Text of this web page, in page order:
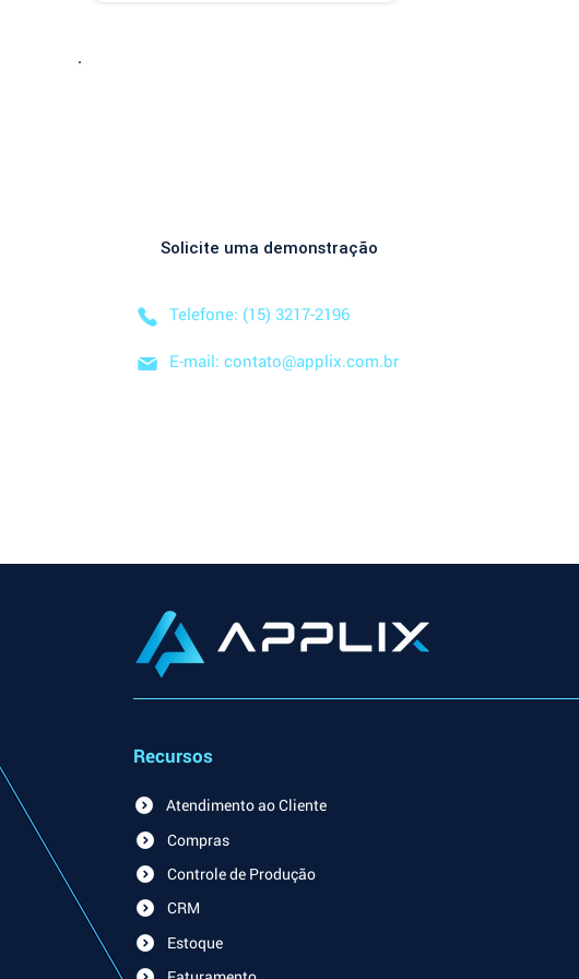
Telefone: (15) 3217-2196
E-mail: contato@applix.com.br
Solicite uma demonstração
Recursos
Atendimento ao Cliente
Compras
Controle de Produção
CRM
Estoque